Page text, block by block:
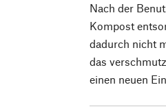
Nach der
Kompost
dadurch nicht
das
einen neuen